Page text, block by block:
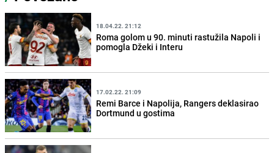
18.04.22. 21:12
Roma golom u 90. minuti rastužila Napoli i
pomogla Džeki i Interu
17.02.22. 21:09
Remi Barce i Napolija, Rangers deklasirao
Dortmund u gostima